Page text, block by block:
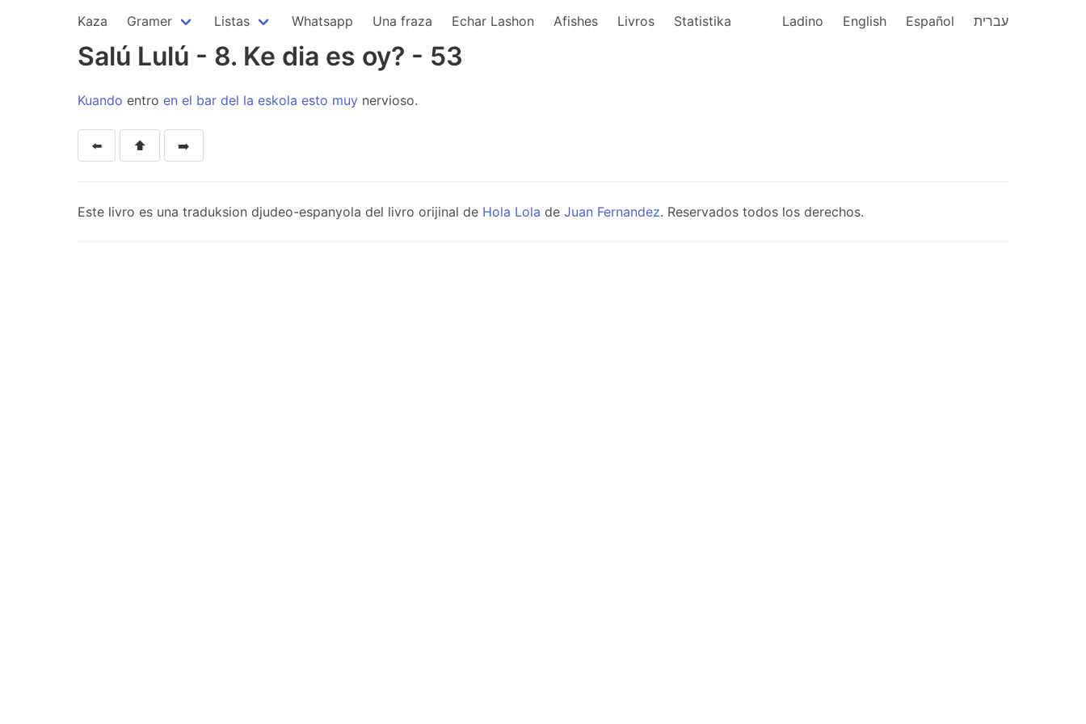
Kaza Gramer Listas Whatsapp Una fraza Echar Lashon Afishes Livros Statistika Ladino English Español עברית
Salú Lulú - 8. Ke dia es oy? - 53
Kuando entro en el bar del la eskola esto muy nervioso.
⬅️ ⬆️ ➡️
Este livro es una traduksion djudeo-espanyola del livro orijinal de Hola Lola de Juan Fernandez. Reservados todos los derechos.